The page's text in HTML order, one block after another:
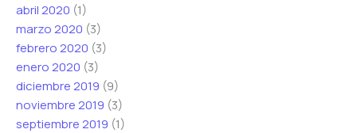
abril 2020 (1)
marzo 2020 (3)
febrero 2020 (3)
enero 2020 (3)
diciembre 2019 (9)
noviembre 2019 (3)
septiembre 2019 (1)